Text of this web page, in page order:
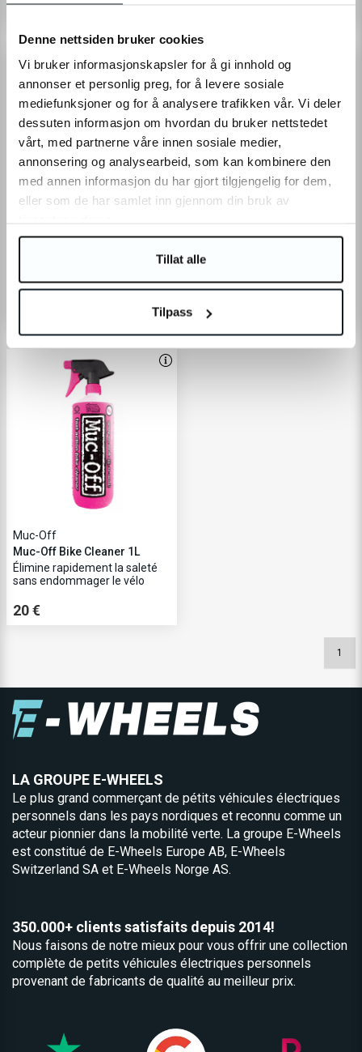
Denne nettsiden bruker cookies
Vi bruker informasjonskapsler for å gi innhold og
annonser et personlig preg, for å levere sosiale
mediefunksjoner og for å analysere trafikken vår. Vi deler
dessuten informasjon om hvordan du bruker nettstedet
vårt, med partnerne våre innen sosiale medier,
annonsering og analysearbeid, som kan kombinere den
med annen informasjon du har gjort tilgjengelig for dem,
eller som de har samlet inn gjennom din bruk av
Tillat alle
Tilpass
10 €
Muc-Off
l’humidité et la rouille
ÉPUISÉ
7 achats récents
Rockbros
Un outil pratique à emporter
pour toutes vos excursions !
0 €
Muc-Off
Muc-Off Bike Cleaner 1L
Élimine rapidement la saleté
sans endommager le vélo
20 €
1
LA GROUPE E-WHEELS
Le plus grand commerçant de pétits véhicules électriques
personnels dans les pays nordiques et reconnu comme un
acteur pionnier dans la mobilité verte. La groupe E-Wheels
est constitué de E-Wheels Europe AB, E­-Wheels
Switzerland SA et E-Wheels Norge AS.
350.000+ clients satisfaits depuis 2014!
Nous faisons de notre mieux pour vous offrir une collection
complète de petits véhicules électriques personnels
provenant de fabricants de qualité au meilleur prix.